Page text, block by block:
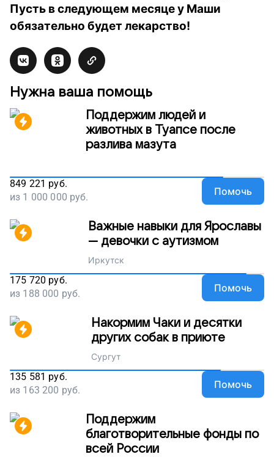
Пусть в следующем месяце у Маши
обязательно будет лекарство!
Нужна ваша помощь
Поддержим людей и
животных в Туапсе после
разлива мазута
849 221 руб.
из 1 000 000 руб. Помочь
Важные навыки для Ярославы
— девочки с аутизмом
Иркутск
175 720 руб.
из 188 000 руб. Помочь
Накормим Чаки и десятки
других собак в приюте
Сургут
135 581 руб.
из 163 200 руб. Помочь
Поддержим
благотворительные фонды по
всей России